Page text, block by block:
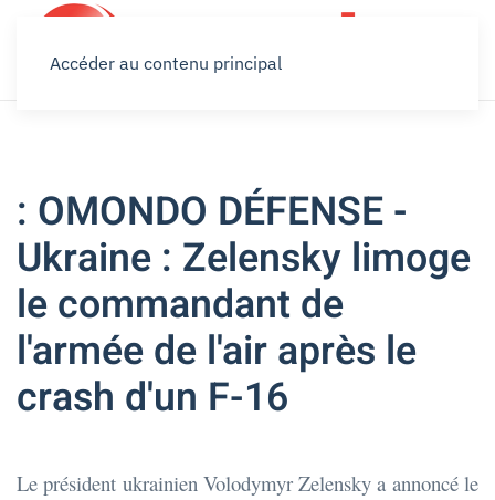
Accéder au contenu principal
: OMONDO DÉFENSE -
Ukraine : Zelensky limoge
le commandant de
l'armée de l'air après le
crash d'un F-16
Le président ukrainien Volodymyr Zelensky a annoncé le